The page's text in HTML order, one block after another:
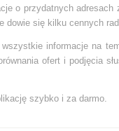
o przydatnych
dowie się kilku cennych
informacje na
ofert i podjęcia
szybko i za darmo.